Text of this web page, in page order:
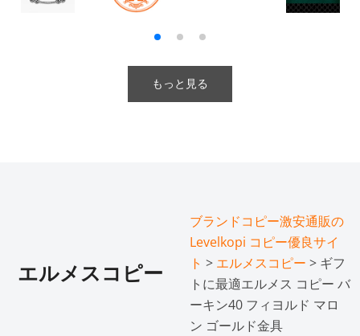
もっと見る
エルメスコピー
ブランドコピー激安通販の
Levelkopi コピー優良サイ
ト > エルメスコピー > ギフ
トに最適エルメス コピー バ
ーキン40 フィヨルド マロ
ン ゴールド金具